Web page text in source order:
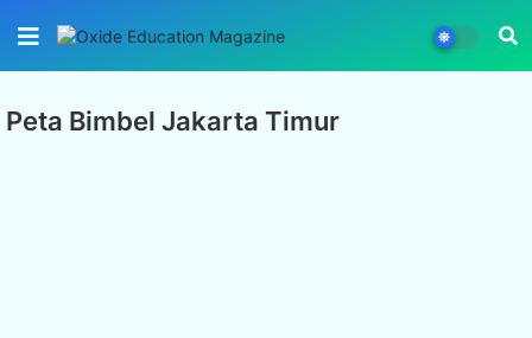
Peta Bimbel Jakarta Timur